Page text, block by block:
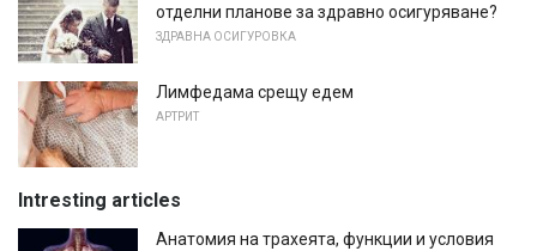
отделни планове за здравно осигуряване?
ЗДРАВНА ОСИГУРОВКА
Лимфедама срещу едем
АРТРИТ
Intresting articles
Анатомия на трахеята, функции и условия